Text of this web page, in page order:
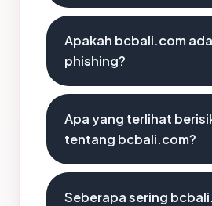
Apakah bcbali.com
phishing?
Apa yang terlihat
tentang bcbali.com?
Seberapa sering